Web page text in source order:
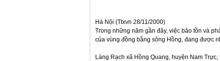
Hà Nội (Ttxvn 28/11/2000)
Trong những năm gần đây, việc bảo tồn và
của vùng đồng bằng sông Hồng, đang được
Làng Rạch xã Hồng Quang, huyện Nam